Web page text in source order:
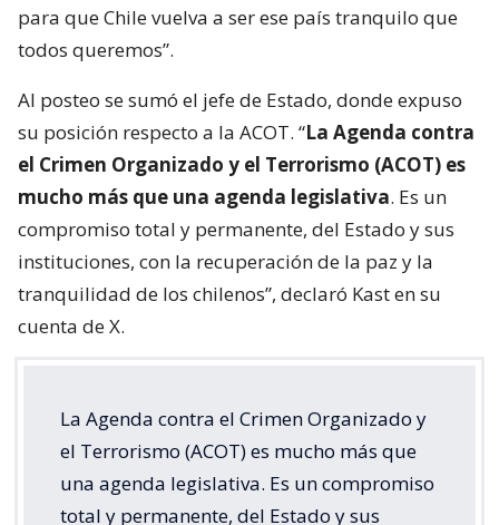
para que Chile vuelva a ser ese país tranquilo que
todos queremos”.
Al posteo se sumó el jefe de Estado, donde expuso
su posición respecto a la ACOT. “La Agenda contra
el Crimen Organizado y el Terrorismo (ACOT) es
mucho más que una agenda legislativa. Es un
compromiso total y permanente, del Estado y sus
instituciones, con la recuperación de la paz y la
tranquilidad de los chilenos”, declaró Kast en su
cuenta de X.
La Agenda contra el Crimen Organizado y
el Terrorismo (ACOT) es mucho más que
una agenda legislativa. Es un compromiso
total y permanente, del Estado y sus